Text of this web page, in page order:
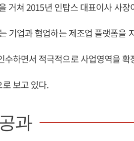
거쳐 2015년 인탑스 대표이사 사장
기업과 협업하는 제조업 플랫폼을
수하면서 적극적으로 사업영역을 확
보고 있다.
과